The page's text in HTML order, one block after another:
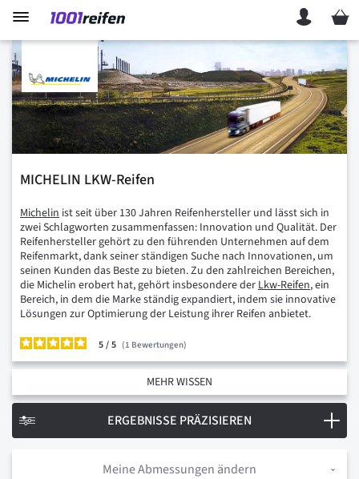
Mein
MICHELIN LKW-Reifen
Michelin ist seit über 130 Jahren Reifenhersteller und lässt sich in
zwei Schlagworten zusammenfassen: Innovation und Qualität. Der
Reifenhersteller gehört zu den führenden Unternehmen auf dem
Reifenmarkt, dank seiner ständigen Suche nach Innovationen, um
seinen Kunden das Beste zu bieten. Zu den zahlreichen Bereichen,
die Michelin erobert hat, gehört insbesondere der Lkw-Reifen, ein
Bereich, in dem die Marke ständig expandiert, indem sie innovative
Lösungen zur Optimierung der Leistung ihrer Reifen anbietet.
5/ 1 Bewertungen
MEHR WISSEN
Meine Abmessungen ändern
ERGEBNISSE PRÄZISIEREN